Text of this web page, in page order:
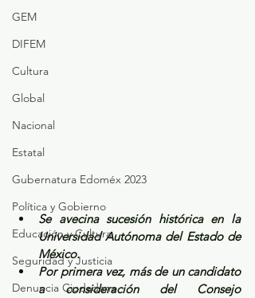
GEM
DIFEM
Cultura
Global
Nacional
Estatal
Gubernatura Edoméx 2023
Política y Gobierno
Educación y Cultura
Seguridad y Justicia
Denuncia Ciudadana
Se avecina sucesión histórica en la
Universidad Autónoma del Estado de
México.
Por primera vez, más de un candidato
a consideración del Consejo